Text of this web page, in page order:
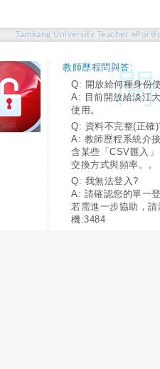
Tamkang University Teacher
教師歷程問與答:
Q: 開放給何種身份
A: 目前開放給淡江
使用。
Q: 資料不完整(正確
A: 教師歷程系統介
含某些「CSV匯入
交換方式與頻率。。
Q: 我無法登入?
A: 請確認您的單一
若需進一步協助，
機:3484